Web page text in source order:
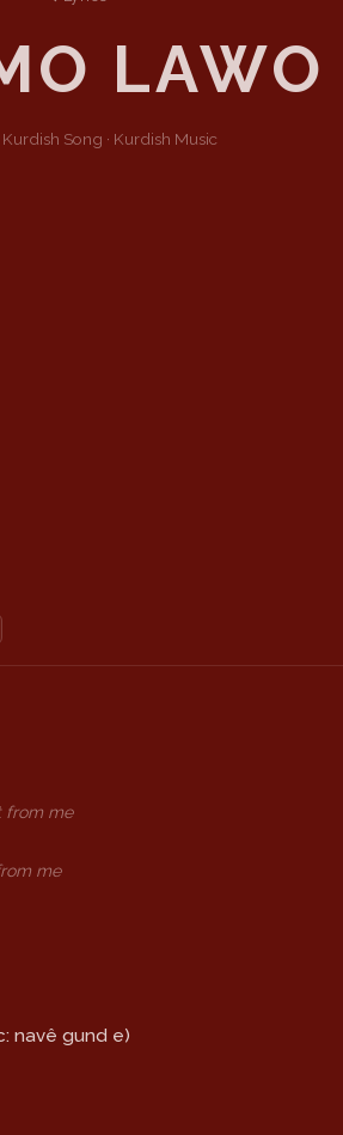
LAWO
Kurdish Song · Kurdish Music
from me
me
navê gund e)